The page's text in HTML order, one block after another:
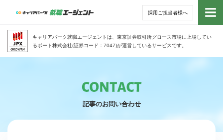
採用ご担当者様へ
キャリアパーク就職エージェントは、東京証券取引所グロース市場に上場してい
るポート株式会社(証券コード：7047)が運営しているサービスです。
トッ
記事のお問い合わせ